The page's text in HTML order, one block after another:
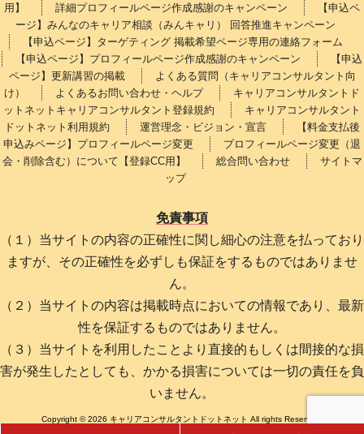
用】
詳細プロフィールページ作成感謝のキャンペーン
【申込ペ
ージ】みんなのキャリア相談（みんキャリ） 回答推進キャンペーン
【申込ページ】ターゲティング 掲載希望ページ専用の連絡フォーム
【申込ページ】プロフィールページ作成感謝のキャンペーン
【申込
ページ】更新講習の掲載
よくある質問（キャリアコンサルタント向
け）
よくあるお問い合わせ・ヘルプ
キャリアコンサルタントド
ットネットキャリアコンサルタント登録規約
キャリアコンサルタント
ドットネット利用規約
運営理念・ビジョン・宣言
【料金支払後
申込みページ】プロフィールページ変更
プロフィールページ変更（退
会・削除含む）について【登録CC用】
総合問い合わせ
サイトマ
ップ
免責事項
（１）当サイトの内容の正確性に関し細心の注意を払っており
ますが、その正確性を必ずしも保証をするものではありませ
ん。
（２）当サイトの内容は掲載時点においての情報であり、最新
性を保証するものではありません。
（３）当サイトを利用したことより直接的もしくは間接的な損
害が発生したとしても、かかる損害については一切の責任を負
いません。
Copyright © 2026 キャリアコンサルタントドットネット All rights Reserved.